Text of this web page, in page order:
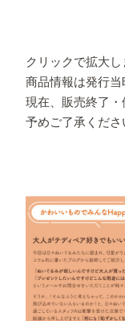
クリックで拡大し
商品情報は発行当
現在、販売終了・
予めご了承くださ